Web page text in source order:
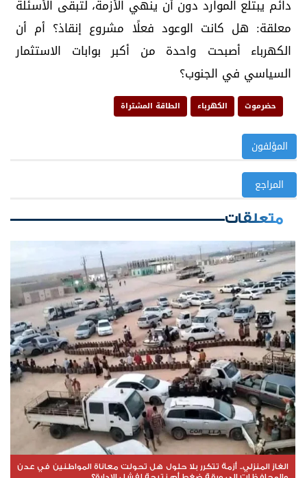
دائم يبتلع الموارد دون أن ينهي الأزمة، لتبقى الأسئلة
معلقة: هل كانت الوعود فعلًا مشروع إنقاذ؟ أم أن
الكهرباء أصبحت واحدة من أكبر بوابات الاستثمار
السياسي في الجنوب؟
حضرموت الكهرباء الطاقة المشتراة
المؤلفون
المراجع
متعلقات
الغاز المنزلي.. أزمة تتكرر بلا حلول هل تحولت معاناة المواطنين في عدن